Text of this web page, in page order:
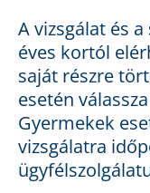
A vizsgálat és
éves kortól
saját részre
esetén
Gyermekek
vizsgálatra